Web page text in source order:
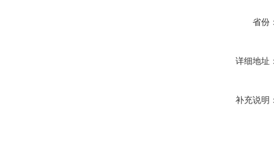
省份
详细地址
补充说明